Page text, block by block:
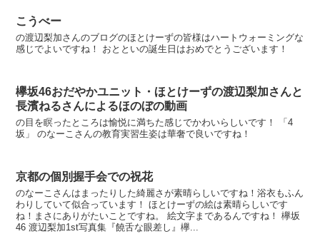
こうべー
の渡辺梨加さんのブログのほとけーずの皆様はハートウォーミングな
感じでよいですね！ おとといの誕生日はおめでとうございます！
欅坂46おだやかユニット・ほとけーずの渡辺梨加さんと
長濱ねるさんによるほのぼの動画
の目を瞑ったところは愉悦に満ちた感じでかわいらしいです！ 「4
坂」 のなーこさんの教育実習生姿は華奢で良いですね！
京都の個別握手会での祝花
のなーこさんはまったりした綺麗さが素晴らしいですね！浴衣もふん
わりしていて似合っています！ ほとけーずの絵は素晴らしいです
ね！まさにありがたいことですね。 絵文字まであるんですね！ 欅坂
46 渡辺梨加1st写真集『饒舌な眼差し』欅...